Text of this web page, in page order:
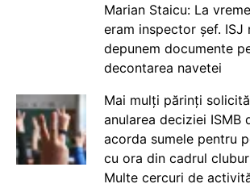
Marian Staicu: La
eram inspector șef. ISJ
depunem documente
decontarea navetei
Mai mulți părinți
anularea deciziei ISMB
acorda sumele pentru
cu ora din cadrul
Multe cercuri de